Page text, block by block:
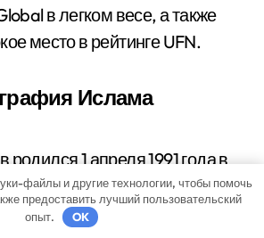
в легком весе, а также
место в рейтинге UFN.
Ислама
1 апреля 1991 года в
Дагестана. Боевыми
Махачев начал
файлы и другие технологии, чтобы помочь
предоставить лучший пользовательский
опыт.
OK